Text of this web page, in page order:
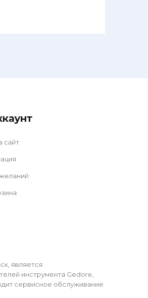
сайт
является
инструмента Gedore,
сервисное обслуживание